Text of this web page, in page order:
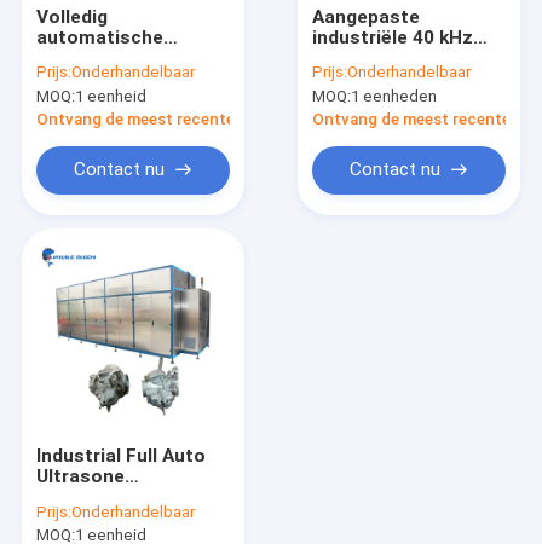
Neem contact met ons op
Nieuws
Ultrasone Delenreinigingsmachine
Ultrasone Kanonreinigingsmachine
Ultrasone Carburatorreinigingsmachine
Automobiel Ultrasone Reinigingsmachine
Ultrasone Juwelen Schoonmakende Machine
Volledig
automatische
voor het verwijderen
van olie en was
Prijs:Onderhandelbaar
MOQ:1 eenheid
Ontvang de meest recente Prijs
Contact nu
Aangepaste
industriële 40 kHz
reiniger met PLC-
besturing en
automatische
Prijs:Onderhandelbaar
MOQ:1 eenheden
Ontvang de meest recente
Contact nu
Industrial Full Auto
Ultrasone
20-200KHz Met 304
roestvrij staal Voor
Prijs:Onderhandelbaar
MOQ:1 eenheid